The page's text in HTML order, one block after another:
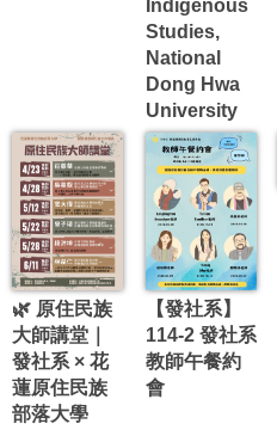
Indigenous
Studies,
National
Dong Hwa
University
🌿 原住民族
大師講堂｜
發社系 × 花
蓮原住民族
部落大學
【發社系】
114-2 發社系
教師午餐約
會